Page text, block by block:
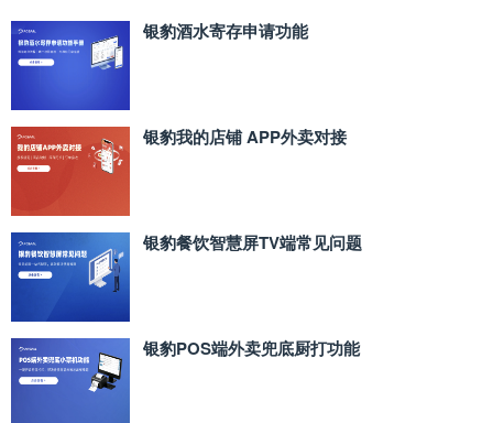
银豹酒水寄存申请功能
银豹我的店铺 APP外卖对接
银豹餐饮智慧屏TV端常见问题
银豹POS端外卖兜底厨打功能